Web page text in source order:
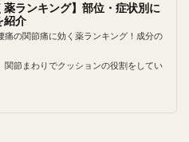
薬ランキング】部位・症状別に
紹介
痛の関節痛に効く薬ランキング！成分の
関節まわりでクッションの役割をしてい